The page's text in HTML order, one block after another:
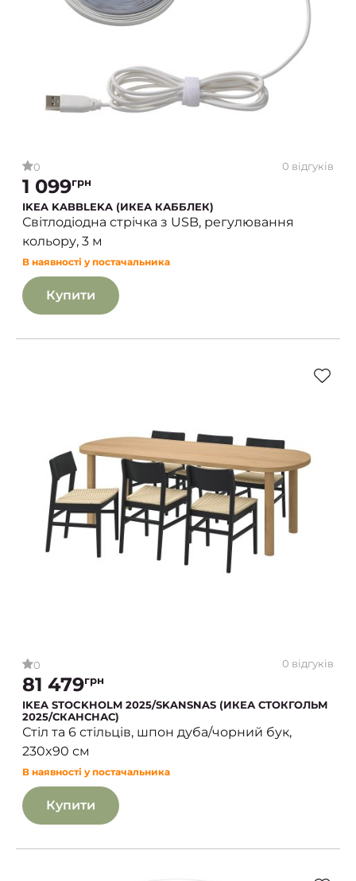
0 0 відгуків
1 099грн
IKEA KABBLEKA (ИКЕА КАББЛЕК)
Світлодіодна стрічка з USB, регулювання
кольору, 3 м
В наявності у постачальника
Купити
0 0 відгуків
81 479грн
IKEA STOCKHOLM 2025/SKANSNAS (ИКЕА СТОКГОЛЬМ
2025/СКАНСНАС)
Стіл та 6 стільців, шпон дуба/чорний бук,
230x90 см
В наявності у постачальника
Купити